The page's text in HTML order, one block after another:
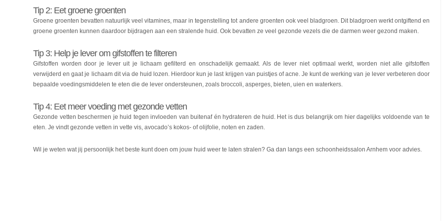
Tip 2: Eet groene groenten
Groene groenten bevatten natuurlijk veel vitamines, maar in tegenstelling tot andere groenten ook veel bladgroen. Dit bladgroen werkt ontgiftend en
groene groenten kunnen daardoor bijdragen aan een stralende huid. Ook bevatten ze veel gezonde vezels die de darmen weer gezond maken.
Tip 3: Help je lever om gifstoffen te filteren
Gifstoffen worden door je lever uit je lichaam gefilterd en onschadelijk gemaakt. Als de lever niet optimaal werkt, worden niet alle gifstoffen
verwijderd en gaat je lichaam dit via de huid lozen. Hierdoor kun je last krijgen van puistjes of acne. Je kunt de werking van je lever verbeteren door
bepaalde voedingsmiddelen te eten die de lever ondersteunen, zoals broccoli, asperges, bieten, uien en waterkers.
Tip 4: Eet meer voeding met gezonde vetten
Gezonde vetten beschermen je huid tegen invloeden van buitenaf én hydrateren de huid. Het is dus belangrijk om hier dagelijks voldoende van te
eten. Je vindt gezonde vetten in vette vis, avocado’s kokos- of olijfolie, noten en zaden.
Wil je weten wat jij persoonlijk het beste kunt doen om jouw huid weer te laten stralen? Ga dan langs een schoonheidssalon Arnhem voor advies.